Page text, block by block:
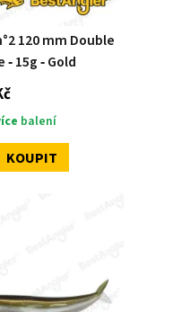
120 mm Double
15g ‑ Gold
balení
KOUPIT